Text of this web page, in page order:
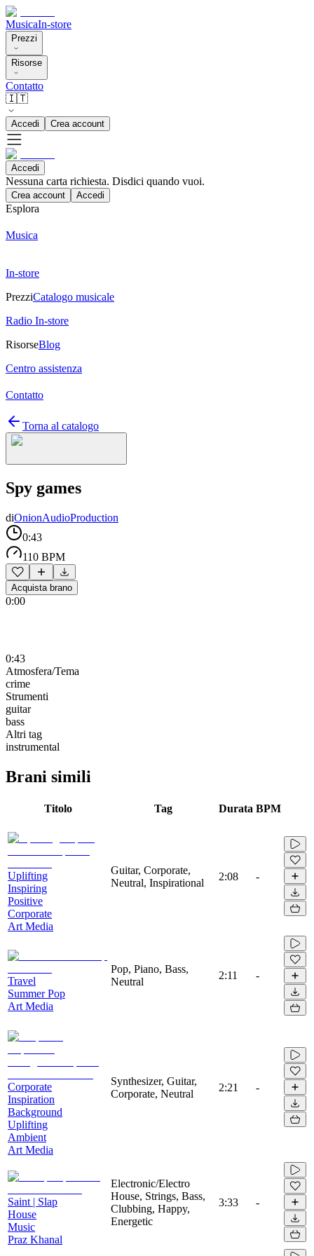
MusicaIn-store
Prezzi
Risorse
Contatto
🇮🇹
Accedi Crea account
Accedi
Nessuna carta richiesta. Disdici quando vuoi.
Crea account Accedi
Esplora
Musica
In-store
PrezziCatalogo musicale
Radio In-store
RisorseBlog
Centro assistenza
Contatto
Torna al catalogo
Spy games
diOnionAudioProduction
0:43
110 BPM
Acquista brano
0:00
0:43
Atmosfera/Tema
crime
Strumenti
guitar
bass
Altri tag
instrumental
Brani simili
Titolo Tag Durata BPM
Uplifting
Inspiring
Positive
Corporate
Art Media
Guitar, Corporate,
Neutral, Inspirational
2:08 -
Travel
Summer Pop
Art Media
Pop, Piano, Bass,
Neutral
2:11 -
Corporate
Inspiration
Background
Uplifting
Ambient
Art Media
Synthesizer, Guitar,
Corporate, Neutral
2:21 -
Saint | Slap
House
Music
Praz Khanal
Electronic/Electro
House, Strings, Bass,
Clubbing, Happy,
Energetic
3:33 -